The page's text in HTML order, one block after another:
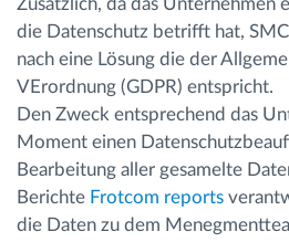
Zusätzlich, da das Unternehmen
die Datenschutz betrifft hat,
nach eine Lösung die der
VErordnung (GDPR) entspricht.
Den Zweck entsprechend das
Moment einen
Bearbeitung aller gesamelte
Berichte Frotcom reports
die Daten zu dem